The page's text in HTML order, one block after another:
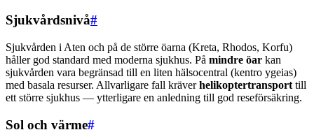
Sjukvårdsnivå#
Sjukvården i Aten och på de större öarna (Kreta, Rhodos, Korfu)
håller god standard med moderna sjukhus. På mindre öar kan
sjukvården vara begränsad till en liten hälsocentral (kentro ygeias)
med basala resurser. Allvarligare fall kräverhelikoptertransport till
ett större sjukhus — ytterligare en anledning till god reseförsäkring.
Sol och värme#